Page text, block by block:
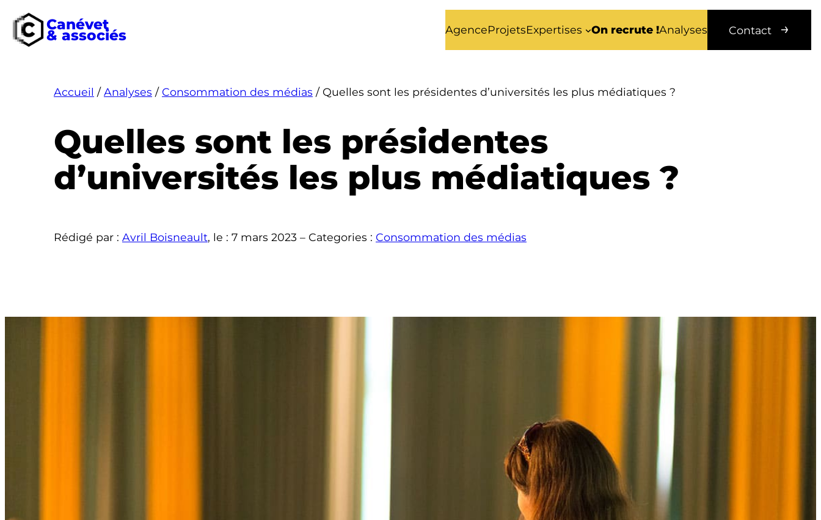
Aller
Canévet
& associés AgenceProjetsExpertises On recrute !Analyses Contact
Accueil / Analyses / Consommation des médias / Quelles sont les présidentes d’universités les plus médiatiques ?
Quelles sont les présidentes
d’universités les plus médiatiques ?
Rédigé par : Avril Boisneault, le : 7 mars 2023 – Categories : Consommation des médias